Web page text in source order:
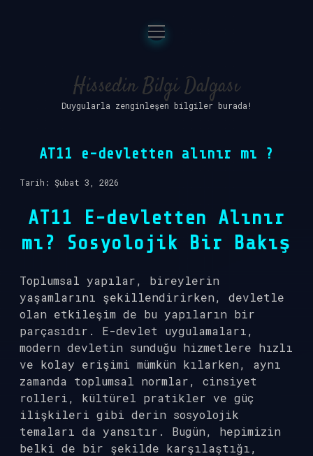
Anasayfa
Gizlilik Politikası
Yasal Uyarı
Hakkımızda
menüyü
aç
Hissedin Bilgi Dalgası
Duygularla zenginleşen bilgiler burada!
AT11 e-devletten alınır mı ?
Tarih: Şubat 3, 2026
AT11 E-devletten Alınır
mı? Sosyolojik Bir Bakış
Toplumsal yapılar, bireylerin
yaşamlarını şekillendirirken, devletle
olan etkileşim de bu yapıların bir
parçasıdır. E-devlet uygulamaları,
modern devletin sunduğu hizmetlere hızlı
ve kolay erişimi mümkün kılarken, aynı
zamanda toplumsal normlar, cinsiyet
rolleri, kültürel pratikler ve güç
ilişkileri gibi derin sosyolojik
temaları da yansıtır. Bugün, hepimizin
belki de bir şekilde karşılaştığı,